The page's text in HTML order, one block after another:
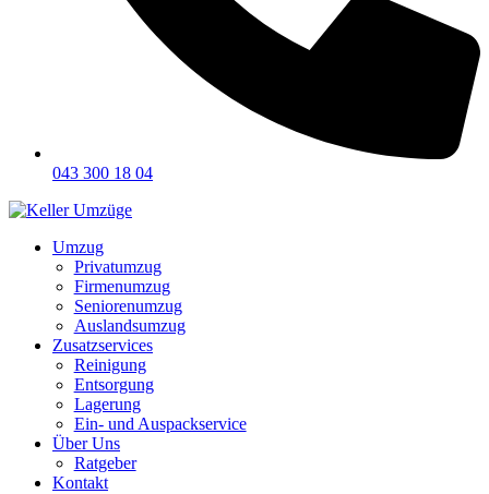
043 300 18 04
Umzug
Privatumzug
Firmenumzug
Seniorenumzug
Auslandsumzug
Zusatzservices
Reinigung
Entsorgung
Lagerung
Ein- und Auspackservice
Über Uns
Ratgeber
Kontakt